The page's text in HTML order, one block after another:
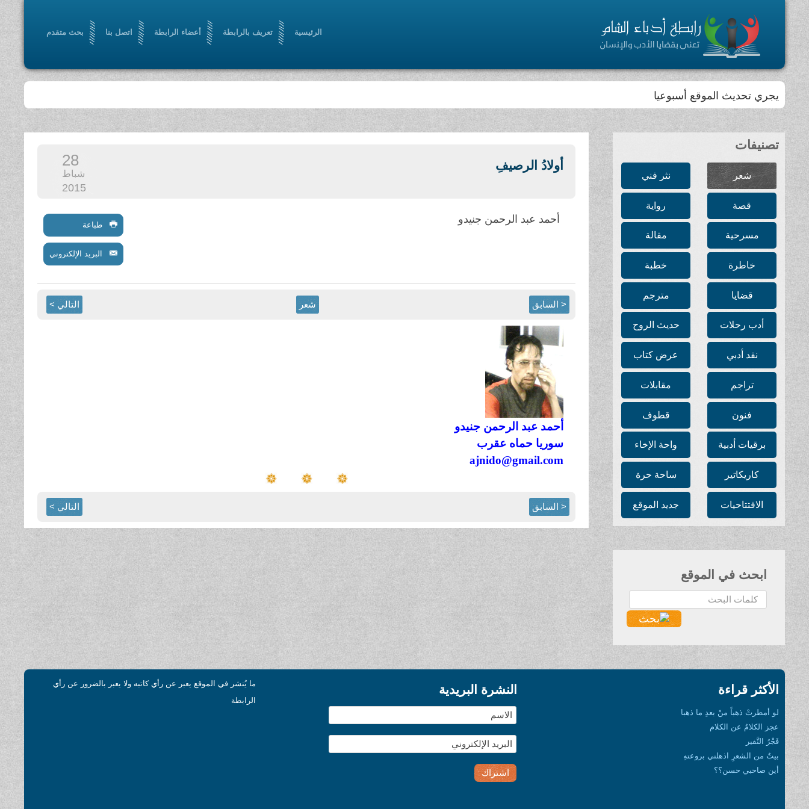
الرئيسية تعريف بالرابطة أعضاء الرابطة اتصل بنا بحث متقدم
يجري تحديث الموقع أسبوعيا
تصنيفات
شعر نثر فني
قصة رواية
مسرحية مقالة
خاطرة خطبة
قضايا مترجم
أدب رحلات حديث الروح
نقد أدبي عرض كتاب
تراجم مقابلات
فنون قطوف
برقيات أدبية واحة الإخاء
كاريكاتير ساحة حرة
الافتتاحيات جديد الموقع
ابحث في الموقع
البحث...
أولادُ الرصيفِ 28
شباط
2015
أحمد عبد الرحمن جنيدو طباعة
البريد الإلكتروني
< السابق شعر التالي >
أحمد عبد الرحمن جنيدو
سوريا حماه عقرب
ajnido@gmail.com
< السابق التالي >
الأكثر قراءة
لو أمطرتْ ذهباً منْ بعدِ ما ذهبا
عجز الكلامُ عن الكلام
فَجْرُ النَّفير
بيتٌ من الشعرِ اذهلني بروعتهِ
أين صاحبي حسن؟؟
النشرة البريدية
ما يُنشر في الموقع يعبر عن رأي كاتبه ولا يعبر بالضرور عن رأي
الرابطة